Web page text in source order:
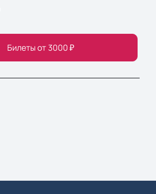
Билеты от 3000₽